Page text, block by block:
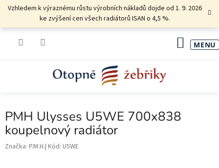
PřejítVzhledem k výraznému růstu výrobních nákladů dojde od 1. 9. 2026
ke zvýšení cen všech radiátorů ISAN o 4,5 %.
PMH Ulysses U5WE 700x838
koupelnový radiátor
Značka: P.M.H. Kód: U5WE